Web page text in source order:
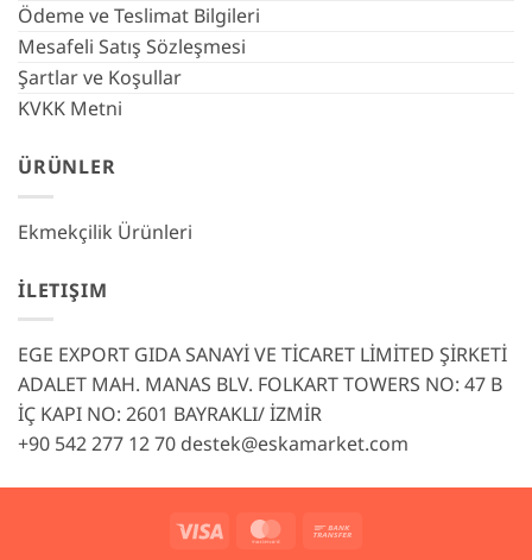
Ödeme ve Teslimat Bilgileri
Mesafeli Satış Sözleşmesi
Şartlar ve Koşullar
KVKK Metni
ÜRÜNLER
Ekmekçilik Ürünleri
İLETIŞIM
EGE EXPORT GIDA SANAYİ VE TİCARET LİMİTED ŞİRKETİ
ADALET MAH. MANAS BLV. FOLKART TOWERS NO: 47 B
İÇ KAPI NO: 2601 BAYRAKLI/ İZMİR
+90 542 277 12 70 destek@eskamarket.com
Visa MasterCard